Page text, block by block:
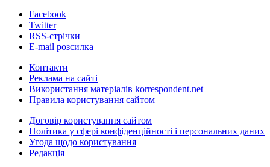
Facebook
Twitter
RSS-стрічки
E-mail розсилка
Контакти
Реклама на сайті
Використання матеріалів korrespondent.net
Правила користування сайтом
Договір користування сайтом
Політика у сфері конфіденційності і персональних даних
Угода щодо користування
Редакція